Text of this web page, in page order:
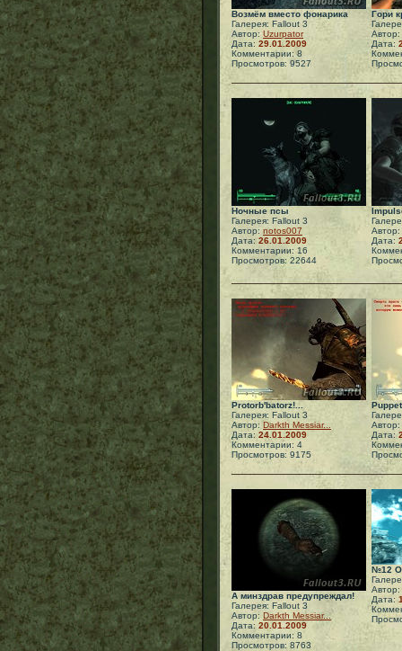
Возмём вместо фонарика
Галерея: Fallout 3
Автор: Uzurpator
Дата: 29.01.2009
Комментарии: 8
Просмотров: 9527
Гори
Автор:
Дата:
Ночные псы
Галерея: Fallout 3
Автор: notos007
Дата: 26.01.2009
Комментарии: 16
Просмотров: 22644
Автор:
Дата:
Protorb'batorz!...
Галерея: Fallout 3
Автор: Darkth Messiar...
Дата: 24.01.2009
Комментарии: 4
Просмотров: 9175
Автор:
Дата:
А минздрав предупреждал!
Галерея: Fallout 3
Автор: Darkth Messiar...
Дата: 20.01.2009
Комментарии: 8
Просмотров: 8763
№12
Автор:
Дата: